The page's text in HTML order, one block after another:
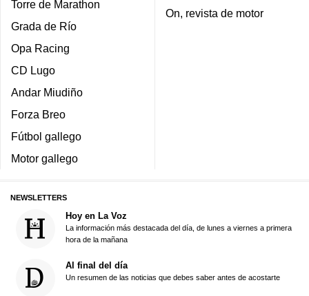
Torre de Marathon
Grada de Río
Opa Racing
CD Lugo
Andar Miudiño
Forza Breo
Fútbol gallego
Motor gallego
On, revista de motor
NEWSLETTERS
Hoy en La Voz
La información más destacada del día, de lunes a viernes a primera
hora de la mañana
Al final del día
Un resumen de las noticias que debes saber antes de acostarte